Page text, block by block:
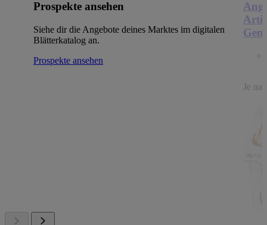
Prospekte ansehen
Siehe dir die Angebote deines Marktes im digitalen
Blätterkatalog an.
Prospekte ansehen
Je